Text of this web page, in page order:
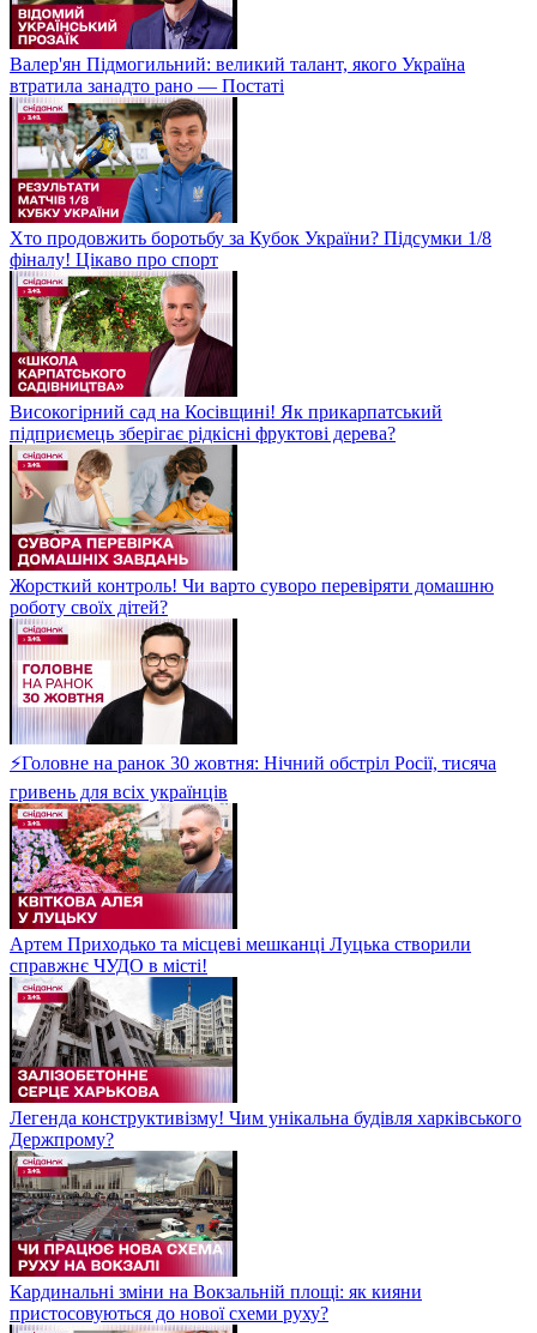
Валер'ян Підмогильний: великий талант, якого Україна
втратила занадто рано — Постаті
Хто продовжить боротьбу за Кубок України? Підсумки 1/8
фіналу! Цікаво про спорт
Високогірний сад на Косівщині! Як прикарпатський
підприємець зберігає рідкісні фруктові дерева?
Жорсткий контроль! Чи варто суворо перевіряти домашню
роботу своїх дітей?
⚡Головне на ранок 30 жовтня: Нічний обстріл Росії, тисяча
гривень для всіх українців
Артем Приходько та місцеві мешканці Луцька створили
справжнє ЧУДО в місті!
Легенда конструктивізму! Чим унікальна будівля харківського
Держпрому?
Кардинальні зміни на Вокзальній площі: як кияни
пристосовуються до нової схеми руху?